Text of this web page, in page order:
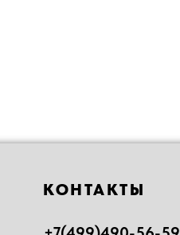
КОНТАКТЫ